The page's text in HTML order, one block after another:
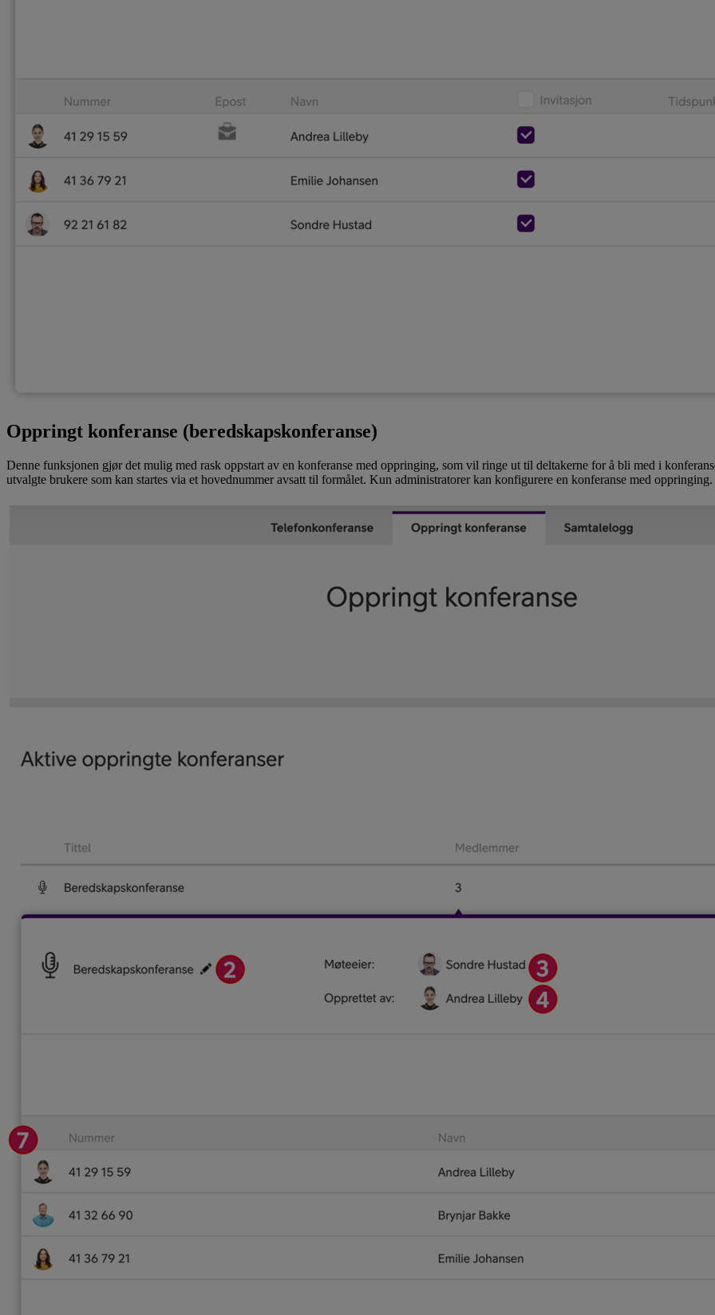
Oppringt konferanse (beredskapskonferanse)
Denne funksjonen gjør det mulig med rask oppstart av en konferanse med oppringing, som vil ringe ut til deltakerne for å bli med i
utvalgte brukere som kan startes via et hovednummer avsatt til formålet. Kun administratorer kan konfigurere en konferanse med oppringing.